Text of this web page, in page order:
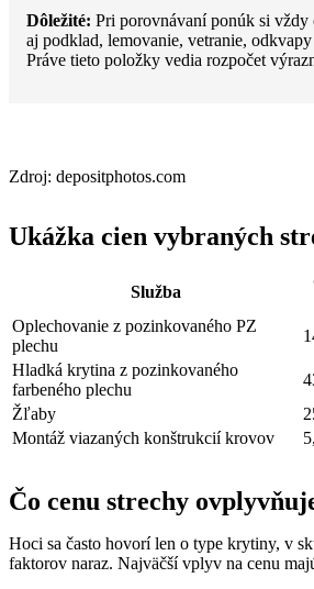
Dôležité: Pri porovnávaní ponúk si vždy
aj podklad, lemovanie, vetranie,
Práve tieto položky vedia rozpočet
Zdroj: depositphotos.com
Ukážka cien vybraných
Služba
Oplechovanie z pozinkovaného PZ
plechu
Hladká krytina z pozinkovaného
farbeného plechu
Žľaby
Montáž viazaných konštrukcií krovov
Čo cenu strechy
Hoci sa často hovorí len o type krytiny, v
faktorov naraz. Najväčší vplyv na cenu